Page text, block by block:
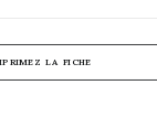
LA FICHE